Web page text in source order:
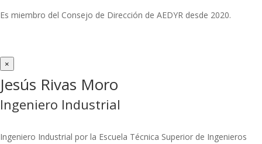
Es miembro del Consejo de Dirección de AEDYR desde 2020.
×
Jesús Rivas Moro
Ingeniero Industrial
Ingeniero Industrial por la Escuela Técnica Superior de Ingenieros